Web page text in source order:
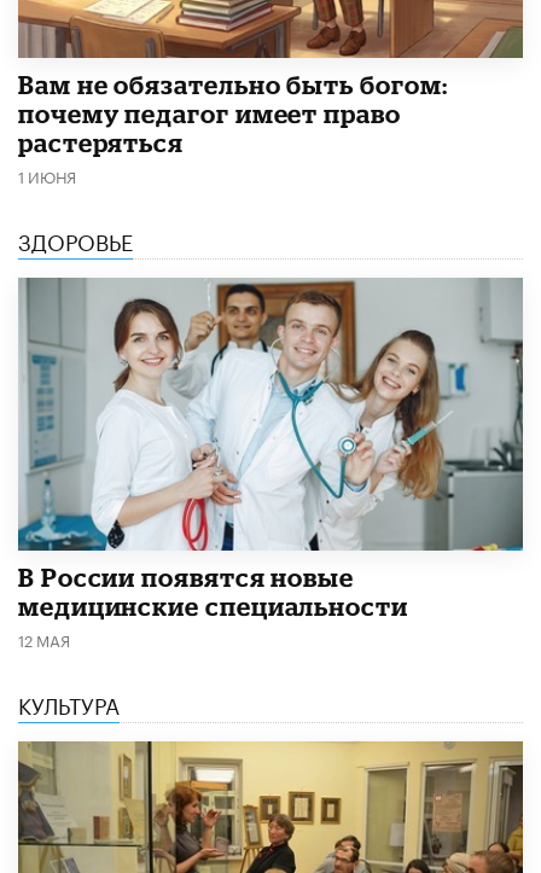
​Вам не обязательно быть богом:
почему педагог имеет право
растеряться
1 ИЮНЯ
ЗДОРОВЬЕ
В России появятся новые
медицинские специальности
12 МАЯ
КУЛЬТУРА